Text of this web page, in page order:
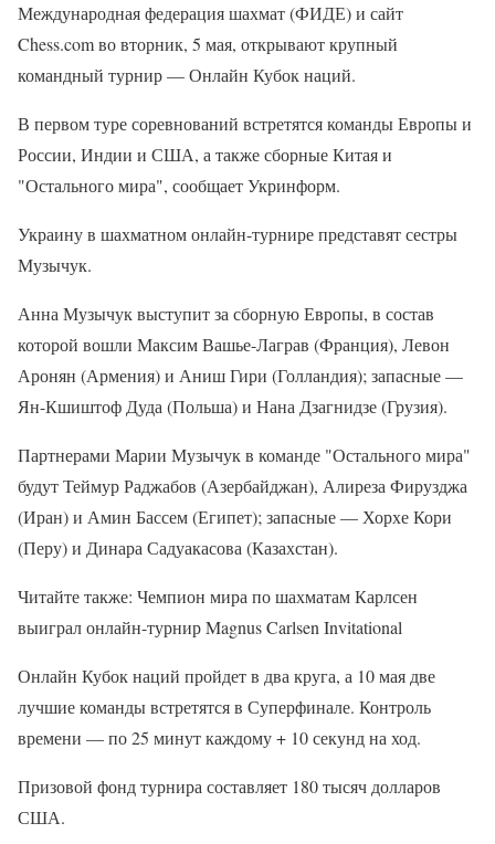
Международная федерация шахмат (ФИДЕ) и сайт
Chess.com во вторник, 5 мая, открывают крупный
командный турнир — Онлайн Кубок наций.
В первом туре соревнований встретятся команды Европы и
России, Индии и США, а также сборные Китая и
"Остального мира", сообщает Укринформ.
Украину в шахматном онлайн-турнире представят сестры
Музычук.
Анна Музычук выступит за сборную Европы, в состав
которой вошли Максим Вашье-Лаграв (Франция), Левон
Аронян (Армения) и Аниш Гири (Голландия); запасные —
Ян-Кшиштоф Дуда (Польша) и Нана Дзагнидзе (Грузия).
Партнерами Марии Музычук в команде "Остального мира"
будут Теймур Раджабов (Азербайджан), Алиреза Фирузджа
(Иран) и Амин Бассем (Египет); запасные — Хорхе Кори
(Перу) и Динара Садуакасова (Казахстан).
Читайте также: Чемпион мира по шахматам Карлсен
выиграл онлайн-турнир Magnus Carlsen Invitational
Онлайн Кубок наций пройдет в два круга, а 10 мая две
лучшие команды встретятся в Суперфинале. Контроль
времени — по 25 минут каждому + 10 секунд на ход.
Призовой фонд турнира составляет 180 тысяч долларов
США.